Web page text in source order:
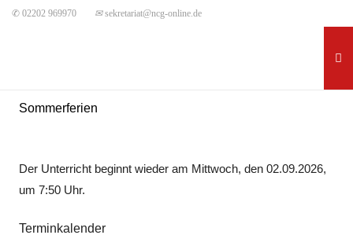
✆ 02202 969970 ✉sekretariat@ncg-online.de
Sommerferien
Der Unterricht beginnt wieder am Mittwoch, den 02.09.2026,
um 7:50 Uhr.
Terminkalender